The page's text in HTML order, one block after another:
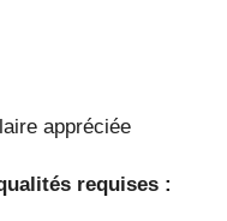
appréciée
requises :